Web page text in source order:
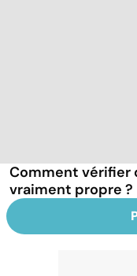
Comment vérifier
vraiment propre ?